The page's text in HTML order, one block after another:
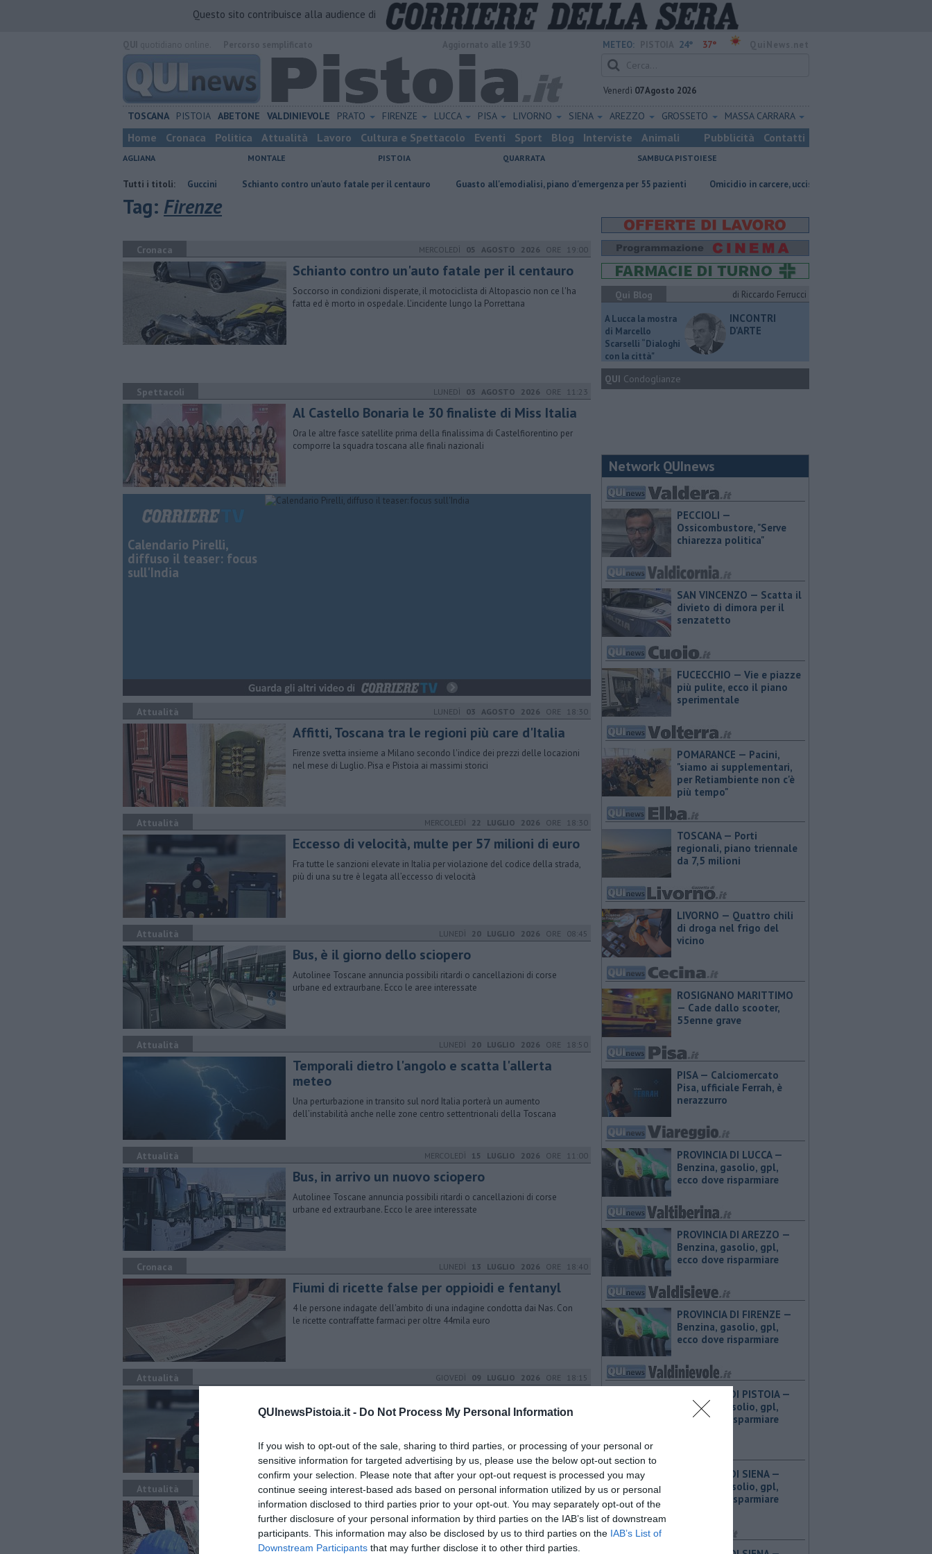
QUInewsPistoia.it - Do Not Process My Personal Information
If you wish to opt-out of the sale, sharing to third parties, or processing of your personal or
sensitive information for targeted advertising by us, please use the below opt-out section to
confirm your selection. Please note that after your opt-out request is processed you may
continue seeing interest-based ads based on personal information utilized by us or personal
information disclosed to third parties prior to your opt-out. You may separately opt-out of the
further disclosure of your personal information by third parties on the IAB’s list of downstream
participants. This information may also be disclosed by us to third parties on the IAB’s List of
Downstream Participants that may further disclose it to other third parties.
Questo sito contribuisce alla audience di
METEO: 24° 37°
Venerdì 07 Agosto 2026
TOSCANA PISTOIA ABETONE VALDINIEVOLE PRATO FIRENZE LUCCA PISA LIVORNO SIENA AREZZO GROSSETO MASSA CARRARA
Home Cronaca Politica Attualità Lavoro Cultura e Spettacolo Eventi Sport Blog Interviste Animali Pubblicità Contatti
AGLIANA MONTALE PISTOIA QUARRATA SAMBUCA PISTOIESE
Tutti i titoli:
E' morto Francesco Guccini Schianto contro un'auto fatale per il centauro Guasto all'emodialisi, piano d'emergenza per 55 pazienti Omicidio in carcere, ucciso un detenuto
Tag: Firenze
Cronaca MERCOLEDÌ 05 AGOSTO 2026 ORE 19:00
Schianto contro un'auto fatale per il centauro
Soccorso in condizioni disperate, il motociclista di Altopascio non ce l'ha
fatta ed è morto in ospedale. L'incidente lungo la Porrettana
Spettacoli LUNEDÌ 03 AGOSTO 2026 ORE 11:23
Al Castello Bonaria le 30 finaliste di Miss Italia
Ora le altre fasce satellite prima della finalissima di Castelfiorentino per
comporre la squadra toscana alle finali nazionali
Calendario Pirelli,
diffuso il teaser: focus
sull'India
Attualità LUNEDÌ 03 AGOSTO 2026 ORE 18:30
Affitti, Toscana tra le regioni più care d'Italia
Firenze svetta insieme a Milano secondo l'indice dei prezzi delle locazioni
nel mese di Luglio. Pisa e Pistoia ai massimi storici
Attualità MERCOLEDÌ 22 LUGLIO 2026 ORE 18:30
Eccesso di velocità, multe per 57 milioni di euro
Fra tutte le sanzioni elevate in Italia per violazione del codice della strada,
più di una su tre è legata all’eccesso di velocità
Attualità LUNEDÌ 20 LUGLIO 2026 ORE 08:45
Bus, è il giorno dello sciopero
Autolinee Toscane annuncia possibili ritardi o cancellazioni di corse
urbane ed extraurbane. Ecco le aree interessate
Attualità LUNEDÌ 20 LUGLIO 2026 ORE 18:50
Temporali dietro l'angolo e scatta l'allerta
meteo
Una perturbazione in transito sul nord Italia porterà un aumento
dell’instabilità anche nelle zone centro settentrionali della Toscana
Attualità MERCOLEDÌ 15 LUGLIO 2026 ORE 11:00
Bus, in arrivo un nuovo sciopero
Autolinee Toscane annuncia possibili ritardi o cancellazioni di corse
urbane ed extraurbane. Ecco le aree interessate
Cronaca LUNEDÌ 13 LUGLIO 2026 ORE 18:40
Fiumi di ricette false per oppioidi e fentanyl
4 le persone indagate dell'ambito di una indagine condotta dai Nas. Con
le ricette contraffatte farmaci per oltre 44mila euro
Attualità GIOVEDÌ 09 LUGLIO 2026 ORE 18:15
velocità
Milano e Roma. Pisa e Massa a zero, viaggio nelle città della Toscana
Attualità MARTEDÌ07 LUGLIO 2026ORE 17:23
Infortuni mortali sul lavoro, 4 province in zona
rossa
Nei primi 5 mesi dell'anno in Toscana si sono verificati 20 decessi. 4
Qui Blog di Riccardo Ferrucci
A Lucca la mostra
di Marcello
Scarselli “Dialoghi
con la città"
INCONTRI
D'ARTE
QUI Condoglianze
Network QUInews
PECCIOLI —
Ossicombustore, "Serve
chiarezza politica"
SAN VINCENZO — Scatta il
divieto di dimora per il
senzatetto
FUCECCHIO — Vie e piazze
più pulite, ecco il piano
sperimentale
POMARANCE — Pacini,
"siamo ai supplementari,
per Retiambiente non c'è
più tempo"
TOSCANA — Porti
regionali, piano triennale
da 7,5 milioni
LIVORNO — Quattro chili
di droga nel frigo del
vicino
ROSIGNANO MARITTIMO
— Cade dallo scooter,
55enne grave
PISA — Calciomercato
Pisa, ufficiale Ferrah, è
nerazzurro
PROVINCIA DI LUCCA — ​
Benzina, gasolio, gpl,
ecco dove risparmiare
PROVINCIA DI AREZZO — ​
Benzina, gasolio, gpl,
ecco dove risparmiare
PROVINCIA DI FIRENZE — ​
Benzina, gasolio, gpl,
ecco dove risparmiare
PROVINCIA DI PISTOIA — ​
Benzina, gasolio, gpl,
ecco dove risparmiare
PROVINCIA DI SIENA — ​
Benzina, gasolio, gpl,
ecco dove risparmiare